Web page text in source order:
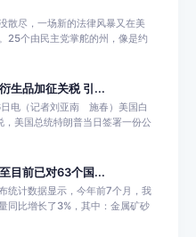
散尽，一场新的法律风暴又在美
25个由民主党掌舵的州，像是约
生品加征关税 引...
电（记者刘亚南 施春）美国白
，美国总统特朗普当日签署一份公
目前已对63个国...
统计数据显示，今年前7个月，我
同比增长了3%，其中：金属矿砂